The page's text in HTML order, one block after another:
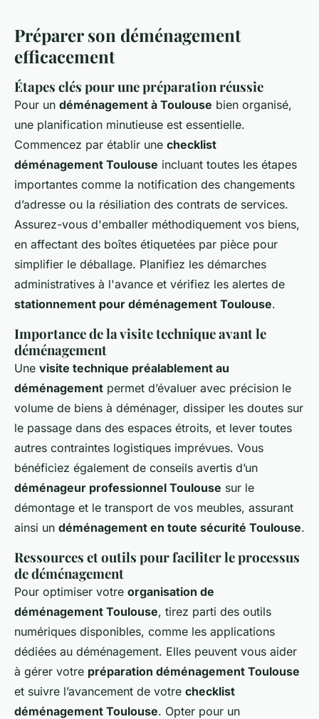
Préparer son déménagement
efficacement
Étapes clés pour une préparation réussie
Pour un déménagement à Toulouse bien organisé,
une planification minutieuse est essentielle.
Commencez par établir une checklist
déménagement Toulouse incluant toutes les étapes
importantes comme la notification des changements
d’adresse ou la résiliation des contrats de services.
Assurez-vous d'emballer méthodiquement vos biens,
en affectant des boîtes étiquetées par pièce pour
simplifier le déballage. Planifiez les démarches
administratives à l'avance et vérifiez les alertes de
stationnement pour déménagement Toulouse.
Importance de la visite technique avant le
déménagement
Une visite technique préalablement au
déménagement permet d’évaluer avec précision le
volume de biens à déménager, dissiper les doutes sur
le passage dans des espaces étroits, et lever toutes
autres contraintes logistiques imprévues. Vous
bénéficiez également de conseils avertis d’un
déménageur professionnel Toulouse sur le
démontage et le transport de vos meubles, assurant
ainsi un déménagement en toute sécurité Toulouse.
Ressources et outils pour faciliter le processus
de déménagement
Pour optimiser votre organisation de
déménagement Toulouse, tirez parti des outils
numériques disponibles, comme les applications
dédiées au déménagement. Elles peuvent vous aider
à gérer votre préparation déménagement Toulouse
et suivre l’avancement de votre checklist
déménagement Toulouse. Opter pour un